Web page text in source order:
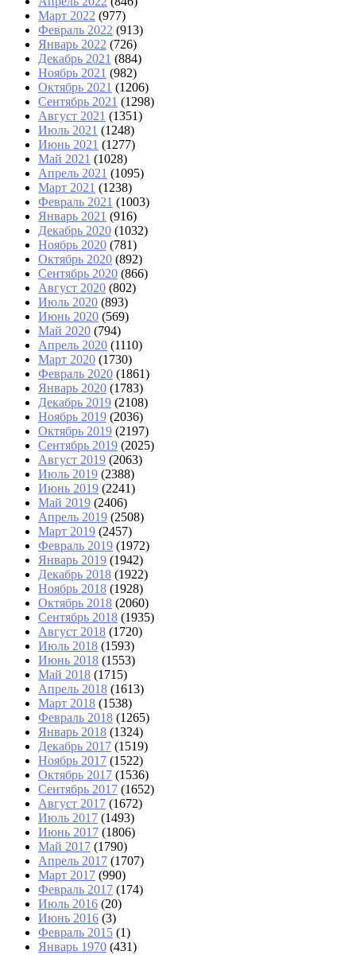
Март 2022 (977)
Февраль 2022 (913)
Январь 2022 (726)
Декабрь 2021 (884)
Ноябрь 2021 (982)
Октябрь 2021 (1206)
Сентябрь 2021 (1298)
Август 2021 (1351)
Июль 2021 (1248)
Июнь 2021 (1277)
Май 2021 (1028)
Апрель 2021 (1095)
Март 2021 (1238)
Февраль 2021 (1003)
Январь 2021 (916)
Декабрь 2020 (1032)
Ноябрь 2020 (781)
Октябрь 2020 (892)
Сентябрь 2020 (866)
Август 2020 (802)
Июль 2020 (893)
Июнь 2020 (569)
Май 2020 (794)
Апрель 2020 (1110)
Март 2020 (1730)
Февраль 2020 (1861)
Январь 2020 (1783)
Декабрь 2019 (2108)
Ноябрь 2019 (2036)
Октябрь 2019 (2197)
Сентябрь 2019 (2025)
Август 2019 (2063)
Июль 2019 (2388)
Июнь 2019 (2241)
Май 2019 (2406)
Апрель 2019 (2508)
Март 2019 (2457)
Февраль 2019 (1972)
Январь 2019 (1942)
Декабрь 2018 (1922)
Ноябрь 2018 (1928)
Октябрь 2018 (2060)
Сентябрь 2018 (1935)
Август 2018 (1720)
Июль 2018 (1593)
Июнь 2018 (1553)
Май 2018 (1715)
Апрель 2018 (1613)
Март 2018 (1538)
Февраль 2018 (1265)
Январь 2018 (1324)
Декабрь 2017 (1519)
Ноябрь 2017 (1522)
Октябрь 2017 (1536)
Сентябрь 2017 (1652)
Август 2017 (1672)
Июль 2017 (1493)
Июнь 2017 (1806)
Май 2017 (1790)
Апрель 2017 (1707)
Март 2017 (990)
Февраль 2017 (174)
Июль 2016 (20)
Июнь 2016 (3)
Февраль 2015 (1)
Январь 1970 (431)